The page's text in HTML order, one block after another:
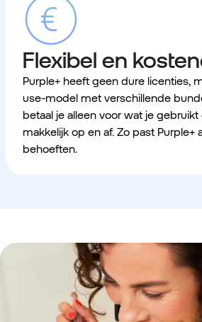
Flexibel en
Purple+ heeft geen dure licenties,
use-model met verschillende
betaal je alleen voor wat je gebruikt
makkelijk op en af. Zo past Purple+
behoeften.